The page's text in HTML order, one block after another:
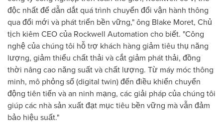
độc nhất để dẫn dắt quá trình chuyển đổi vận hành thông
qua đổi mới và phát triển bền vững," ông Blake Moret, Chủ
tịch kiêm CEO của Rockwell Automation cho biết. "Công
nghệ của chúng tôi hỗ trợ khách hàng giảm tiêu thụ năng
lượng, giảm thiểu chất thải và cắt giảm phát thải, đồng
thời nâng cao năng suất và chất lượng. Từ máy móc thông
minh, mô phỏng số (digital twin) đến điều khiển chuyển
động tiên tiến và an ninh mạng, các giải pháp của chúng tôi
giúp các nhà sản xuất đạt mục tiêu bền vững mà vẫn đảm
bảo hiệu suất."